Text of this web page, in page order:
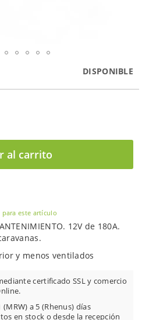
DISPONIBLE
al carrito
este artículo
12V de 180A.
y menos ventilados
certificado SSL y comercio
a 5 (Rhenus) días
en stock o desde la recepción